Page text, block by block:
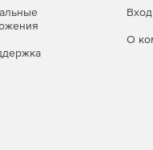
О